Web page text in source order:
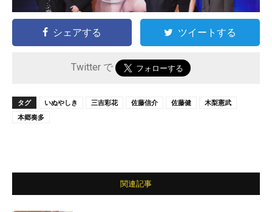
シェアする ツイートする
Twitter で
タグ いぬやしき 三吉彩花 佐藤信介 佐藤健
木梨憲武
本郷奏多
関連記事